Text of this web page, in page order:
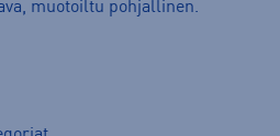
muotoiltu pohjallinen.